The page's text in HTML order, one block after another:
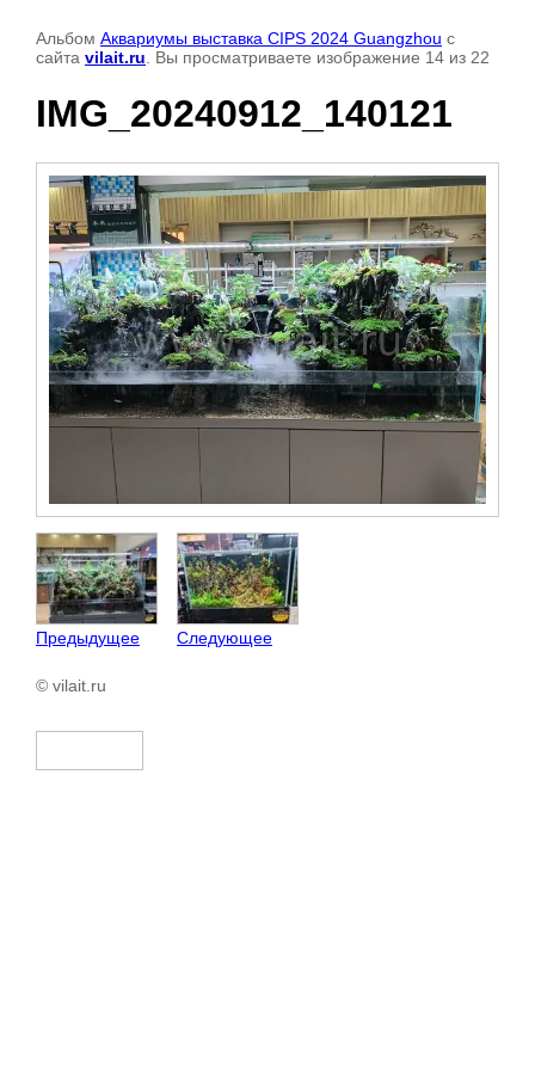
Альбом Аквариумы выставка CIPS 2024 Guangzhou с
сайта vilait.ru . Вы просматриваете изображение 14 из 22
IMG_20240912_140121
Предыдущее Следующее
© vilait.ru